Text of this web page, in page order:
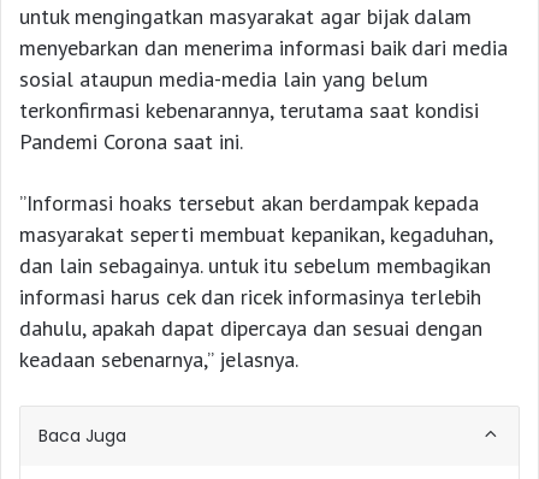
untuk mengingatkan masyarakat agar bijak dalam
menyebarkan dan menerima informasi baik dari media
sosial ataupun media-media lain yang belum
terkonfirmasi kebenarannya, terutama saat kondisi
Pandemi Corona saat ini.
”Informasi hoaks tersebut akan berdampak kepada
masyarakat seperti membuat kepanikan, kegaduhan,
dan lain sebagainya. untuk itu sebelum membagikan
informasi harus cek dan ricek informasinya terlebih
dahulu, apakah dapat dipercaya dan sesuai dengan
keadaan sebenarnya,” jelasnya.
Baca Juga